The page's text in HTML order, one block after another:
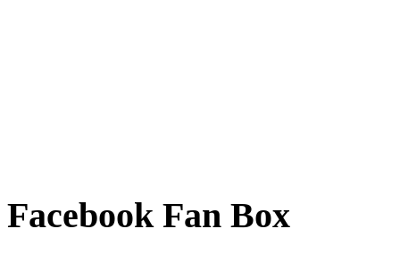
Facebook Fan Box